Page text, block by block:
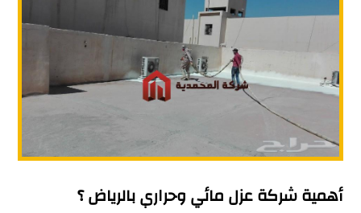
أهمية شركة عزل مائي وحراري بالرياض ؟